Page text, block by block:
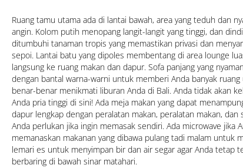
Ruang tamu utama ada di lantai bawah, area yang teduh dan
angin. Kolom putih menopang langit-langit yang tinggi, dan
ditumbuhi tanaman tropis yang memastikan privasi dan
sepoi. Lantai batu yang dipoles membentang di area lounge
langsung ke ruang makan dan dapur. Sofa panjang yang
dengan bantal warna-warni untuk memberi Anda banyak
benar-benar menikmati liburan Anda di Bali. Anda tidak akan
Anda pria tinggi di sini! Ada meja makan yang dapat
dapur lengkap dengan peralatan makan, peralatan makan, dan
Anda perlukan jika ingin memasak sendiri. Ada microwave jika
memanaskan makanan yang dibawa pulang tadi malam untuk
lemari es untuk menyimpan bir dan air segar agar Anda tetap
berbaring di bawah sinar matahari.